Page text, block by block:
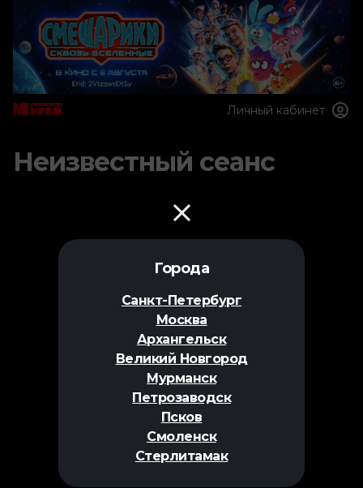
Города
Санкт-Петербург
Москва
Архангельск
Великий Новгород
Мурманск
Петрозаводск
Псков
Смоленск
Стерлитамак
Личный кабинет
Неизвестный сеанс